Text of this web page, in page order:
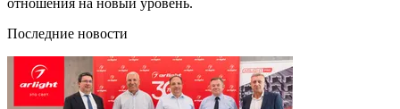
Последние новости